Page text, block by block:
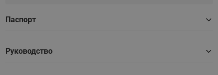
Паспорт
Руководство